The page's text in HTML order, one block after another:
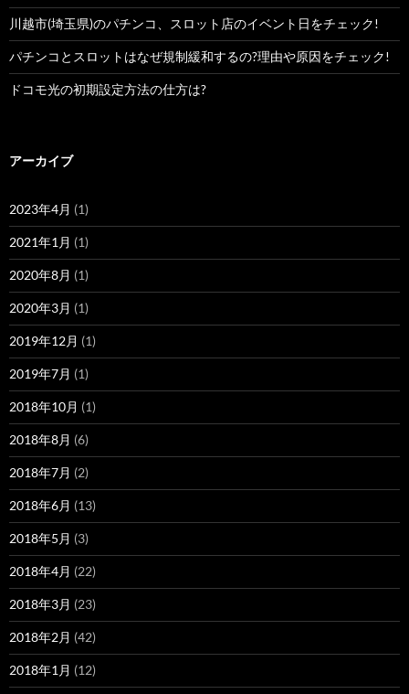
川越市(埼玉県)のパチンコ、スロット店のイベント日をチェック!
パチンコとスロットはなぜ規制緩和するの?理由や原因をチェック!
ドコモ光の初期設定方法の仕方は?
アーカイブ
2023年4月 (1)
2021年1月 (1)
2020年8月 (1)
2020年3月 (1)
2019年12月 (1)
2019年7月 (1)
2018年10月 (1)
2018年8月 (6)
2018年7月 (2)
2018年6月 (13)
2018年5月 (3)
2018年4月 (22)
2018年3月 (23)
2018年2月 (42)
2018年1月 (12)